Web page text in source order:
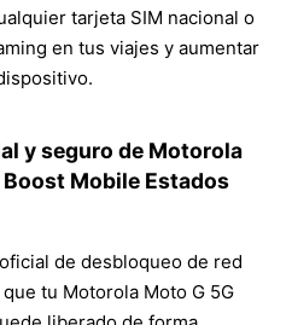
tarjeta SIM nacional o
en tus viajes y aumentar
y seguro de Motorola
Mobile Estados
de desbloqueo de red
tu Motorola Moto G 5G